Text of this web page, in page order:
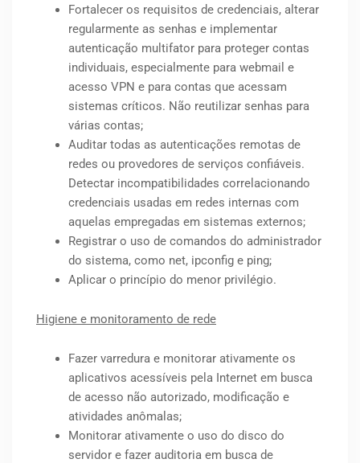
Fortalecer os requisitos de credenciais, alterar
regularmente as senhas e implementar
autenticação multifator para proteger contas
individuais, especialmente para webmail e
acesso VPN e para contas que acessam
sistemas críticos. Não reutilizar senhas para
várias contas;
Auditar todas as autenticações remotas de
redes ou provedores de serviços confiáveis.
Detectar incompatibilidades correlacionando
credenciais usadas em redes internas com
aquelas empregadas em sistemas externos;
Registrar o uso de comandos do administrador
do sistema, como net, ipconfig e ping;
Aplicar o princípio do menor privilégio.
Higiene e monitoramento de rede
Fazer varredura e monitorar ativamente os
aplicativos acessíveis pela Internet em busca
de acesso não autorizado, modificação e
atividades anômalas;
Monitorar ativamente o uso do disco do
servidor e fazer auditoria em busca de